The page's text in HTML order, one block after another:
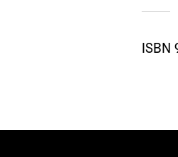
ISBN